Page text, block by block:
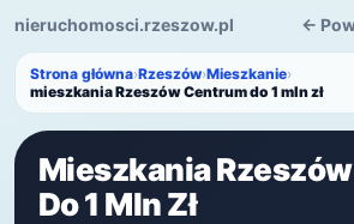
nieruchomosci.rzeszow.pl ←
Strona główna›Rzeszów›Mieszkanie›
mieszkania Rzeszów Centrum do 1 mln zł
Mieszkania
Do 1 Mln Zł